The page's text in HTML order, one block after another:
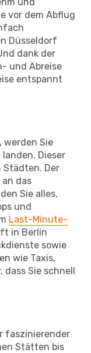
vor dem Abflug
Düsseldorf
dank der
und Abreise
entspannt
werden Sie
Dieser
Städten. Der
das
Sie alles,
und
Last-Minute-
in Berlin
sowie
wie Taxis,
dass Sie schnell
faszinierender
Stätten bis